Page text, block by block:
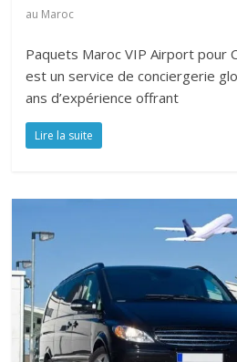
au Maroc
Paquets Maroc VIP Airport pour
est un service de conciergerie
ans d’expérience offrant
Lire la suite